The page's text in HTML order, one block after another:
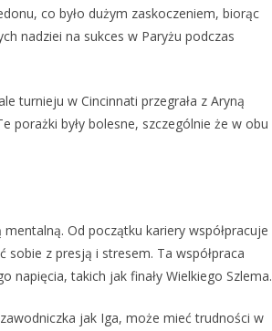
co było dużym zaskoczeniem, biorąc
nadziei na sukces w Paryżu podczas
turnieju w Cincinnati przegrała z Aryną
porażki były bolesne, szczególnie że w obu
Od początku kariery współpracuje
z presją i stresem. Ta współpraca
napięcia, takich jak finały Wielkiego Szlema.
jak Iga, może mieć trudności w